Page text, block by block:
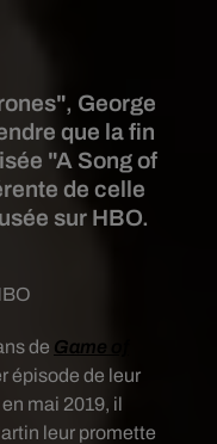
George
que la fin
"A Song of
de celle
sur HBO.
de Game of
épisode de leur
mai 2019, il
leur promette